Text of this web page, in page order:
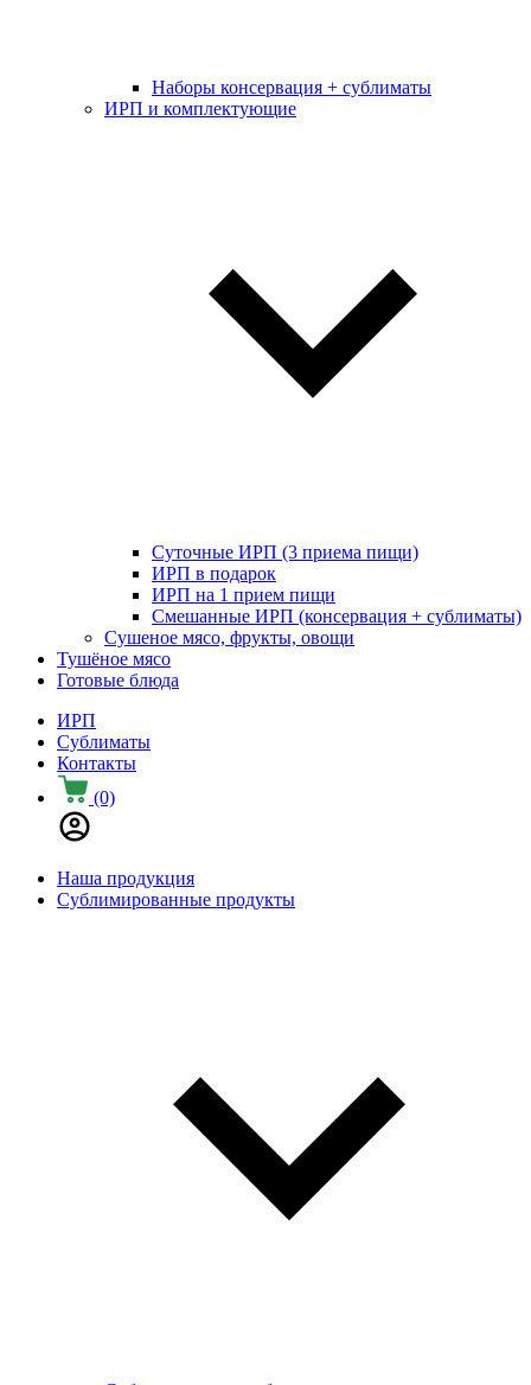
Наборы консервация + сублиматы
ИРП и комплектующие
Суточные ИРП (3 приема пищи)
ИРП в подарок
ИРП на 1 прием пищи
Смешанные ИРП (консервация + сублиматы)
Сушеное мясо, фрукты, овощи
Тушёное мясо
Готовые блюда
ИРП
Сублиматы
Контакты
(0)
Наша продукция
Сублимированные продукты